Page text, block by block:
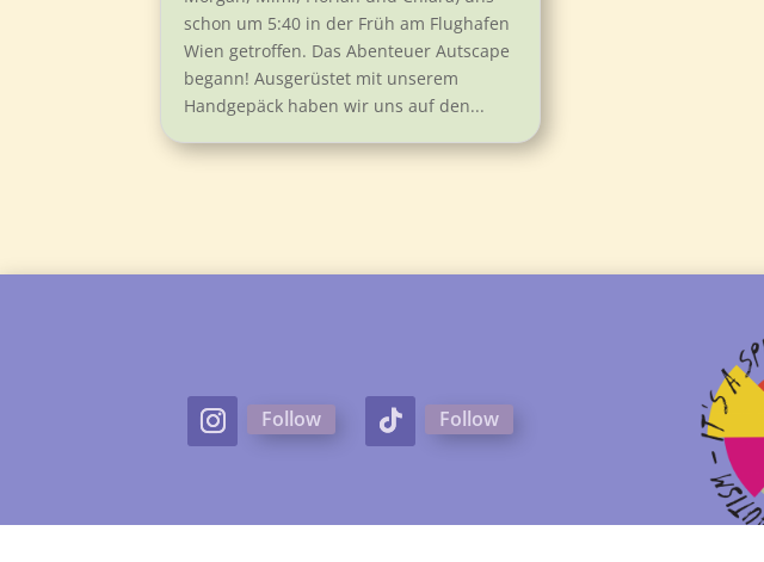
schon um 5:40 in der Früh am Flughafen
Wien getroffen. Das Abenteuer Autscape
begann! Ausgerüstet mit unserem
Handgepäck haben wir uns auf den...
Follow Follow